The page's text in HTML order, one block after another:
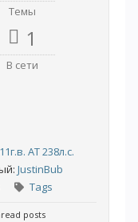
Темы
1
В сети
АТ 238л.с.
JustinBub
Tags
posts